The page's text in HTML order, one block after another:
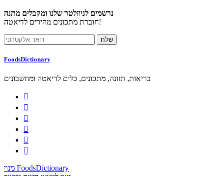
נרשמים לניוזלטר שלנו ומקבלים מתנה
חוברת מתכונים מהירים לדיאטה!
FoodsDictionary
בריאות, תזונה, מתכונים, כלים לדיאטה ומחשבונים






מנוי FoodsDictionary